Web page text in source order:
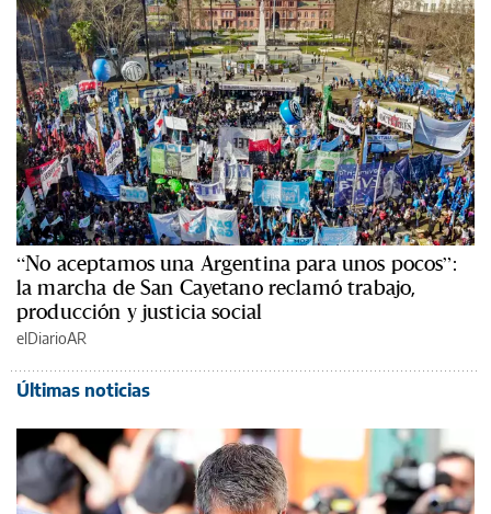
“No aceptamos una Argentina para unos pocos”:
la marcha de San Cayetano reclamó trabajo,
producción y justicia social
elDiarioAR
Últimas noticias